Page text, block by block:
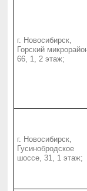
г. Новосибирск,
Горский
66, 1, 2 этаж;
г. Новосибирск,
Гусинобродское
шоссе, 31, 1 этаж;